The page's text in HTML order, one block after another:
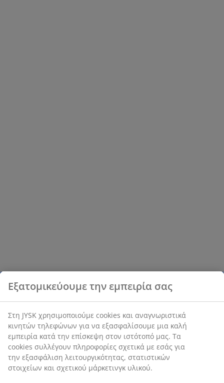
Εξατομικεύουμε την εμπειρία σας
Στη JYSK χρησιμοποιούμε cookies και αναγνωριστικά
κινητών τηλεφώνων για να εξασφαλίσουμε μια καλή
εμπειρία κατά την επίσκεψη στον ιστότοπό μας. Τα
cookies συλλέγουν πληροφορίες σχετικά με εσάς για
την εξασφάλιση λειτουργικότητας, στατιστικών
στοιχείων και σχετικού μάρκετινγκ υλικού.